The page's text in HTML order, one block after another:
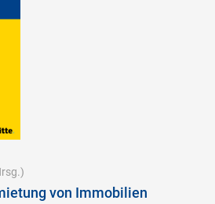
von Immobilien